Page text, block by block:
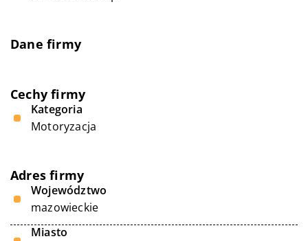
Dane firmy
Cechy firmy
Kategoria
Motoryzacja
Adres firmy
Województwo
mazowieckie
Miasto